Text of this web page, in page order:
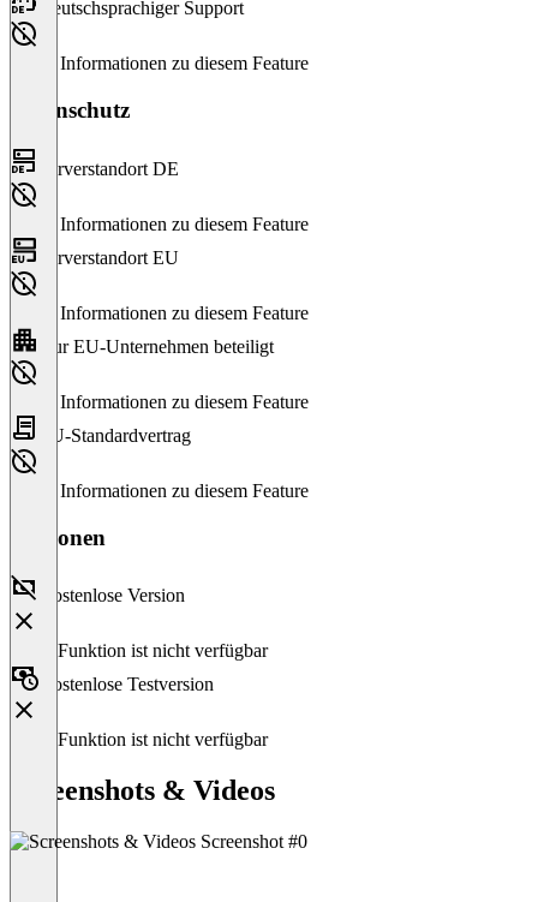
Deutschsprachiger Support
Keine Informationen zu diesem Feature
Datenschutz
Serverstandort DE
Keine Informationen zu diesem Feature
Serverstandort EU
Keine Informationen zu diesem Feature
Nur EU-Unternehmen beteiligt
Keine Informationen zu diesem Feature
EU-Standardvertrag
Keine Informationen zu diesem Feature
Versionen
Kostenlose Version
Diese Funktion ist nicht verfügbar
Kostenlose Testversion
Diese Funktion ist nicht verfügbar
Screenshots & Videos